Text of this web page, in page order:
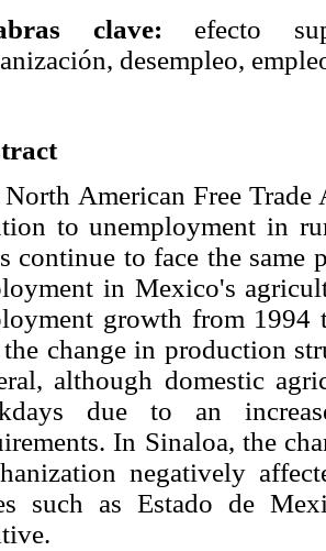
clave: efecto
desempleo,
American Free Trade
to unemployment in
continue to face the
in Mexico's
growth from 1994
change in production
although domestic
due to an
In Sinaloa, the
negatively
such as Estado de